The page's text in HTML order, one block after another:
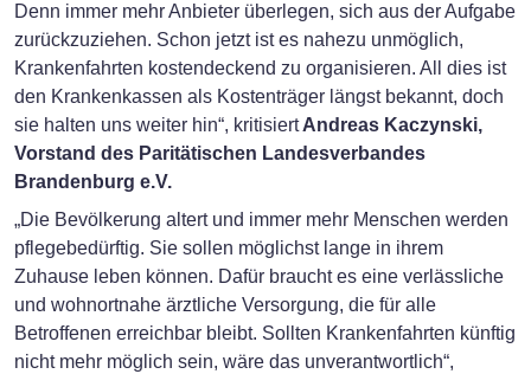
Denn immer mehr Anbieter überlegen, sich aus der Aufgabe
zurückzuziehen. Schon jetzt ist es nahezu unmöglich,
Krankenfahrten kostendeckend zu organisieren. All dies ist
den Krankenkassen als Kostenträger längst bekannt, doch
sie halten uns weiter hin“, kritisiertAndreas Kaczynski,
Vorstand des Paritätischen Landesverbandes
Brandenburg e.V.
„Die Bevölkerung altert und immer mehr Menschen werden
pflegebedürftig. Sie sollen möglichst lange in ihrem
Zuhause leben können. Dafür braucht es eine verlässliche
und wohnortnahe ärztliche Versorgung, die für alle
Betroffenen erreichbar bleibt. Sollten Krankenfahrten künftig
nicht mehr möglich sein, wäre das unverantwortlich“,